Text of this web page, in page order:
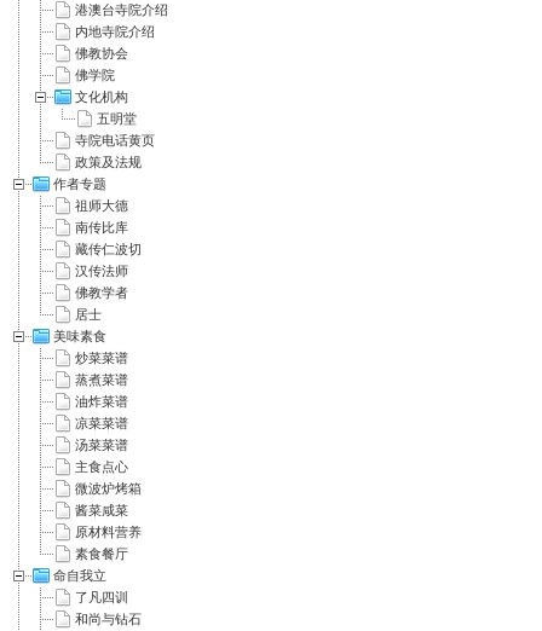
港澳台寺院介绍
内地寺院介绍
佛教协会
佛学院
文化机构
五明堂
寺院电话黄页
政策及法规
作者专题
祖师大德
南传比库
藏传仁波切
汉传法师
佛教学者
居士
美味素食
炒菜菜谱
蒸煮菜谱
油炸菜谱
凉菜菜谱
汤菜菜谱
主食点心
微波炉烤箱
酱菜咸菜
原材料营养
素食餐厅
命自我立
了凡四训
和尚与钻石